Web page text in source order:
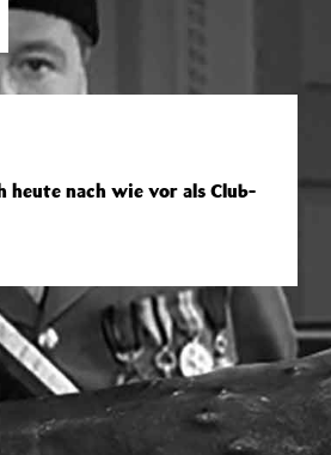
heute nach wie vor als Club-